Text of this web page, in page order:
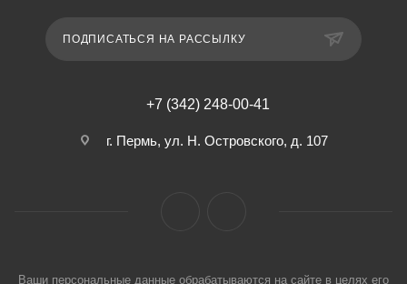
ПОДПИСАТЬСЯ НА РАССЫЛКУ
+7 (342) 248-00-41
г. Пермь, ул. Н. Островского, д. 107
Ваши персональные данные обрабатываются на сайте в целях его